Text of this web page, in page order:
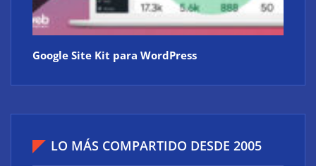
Google Site Kit para WordPress
LO MÁS COMPARTIDO DESDE 2005